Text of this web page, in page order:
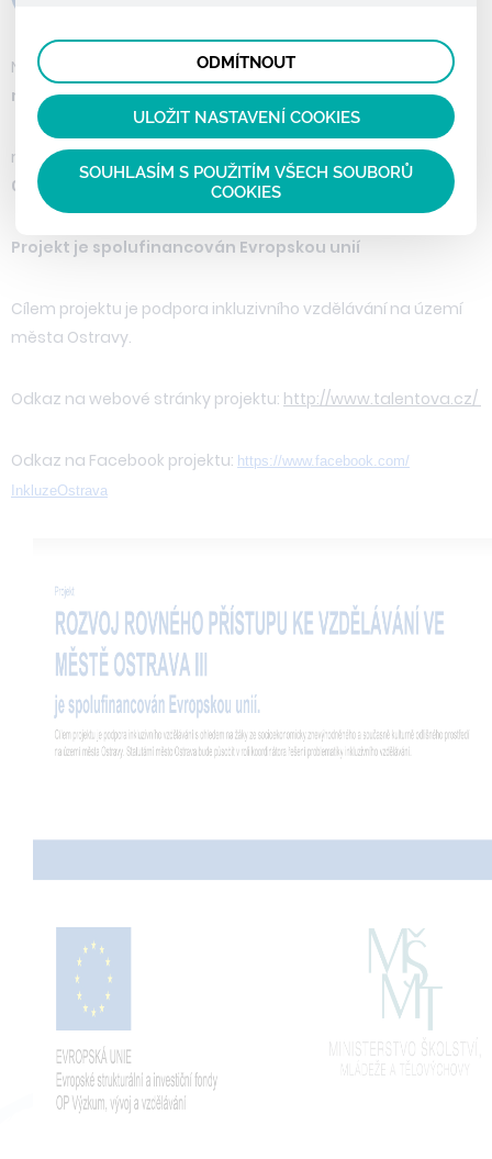
Název projektu:
Rozvoj rovného přístupu je vzdělávání ve
městě Ostrava III
registrační číslo projektu:
CZ.02.3.61/0.0/0.0/19_075/
0013577
Projekt je spolufinancován Evropskou unií
Cílem projektu je podpora inkluzivního vzdělávání na území
města Ostravy.
Odkaz na webové stránky projektu: http://www.talentova.cz/
Odkaz na Facebook projektu: https://www.facebook.com/
InkluzeOstrava
vyhnout se nevhodným doporučením produktů či jiným
nedůležitým nabídkám.
marketingové kampaně.
ODMÍTNOUT
ULOŽIT NASTAVENÍ COOKIES
SOUHLASÍM S POUŽITÍM VŠECH SOUBORŮ
COOKIES